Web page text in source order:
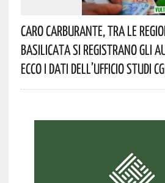
Caro Carburante, Tra Le
Basilicata Si Registrano Gli
Ecco I Dati Dell’Ufficio Studi